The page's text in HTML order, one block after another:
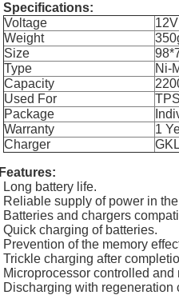
Specifications:
Voltage
12V
Weight
Size
Type
Ni-
Capacity
Used For
Package
Warranty
1
Charger
Features:
Long battery life.
Reliable supply of power in
Batteries and chargers
Quick charging of batteries.
Prevention of the memory
Trickle charging after
Microprocessor controlled and
Discharging with